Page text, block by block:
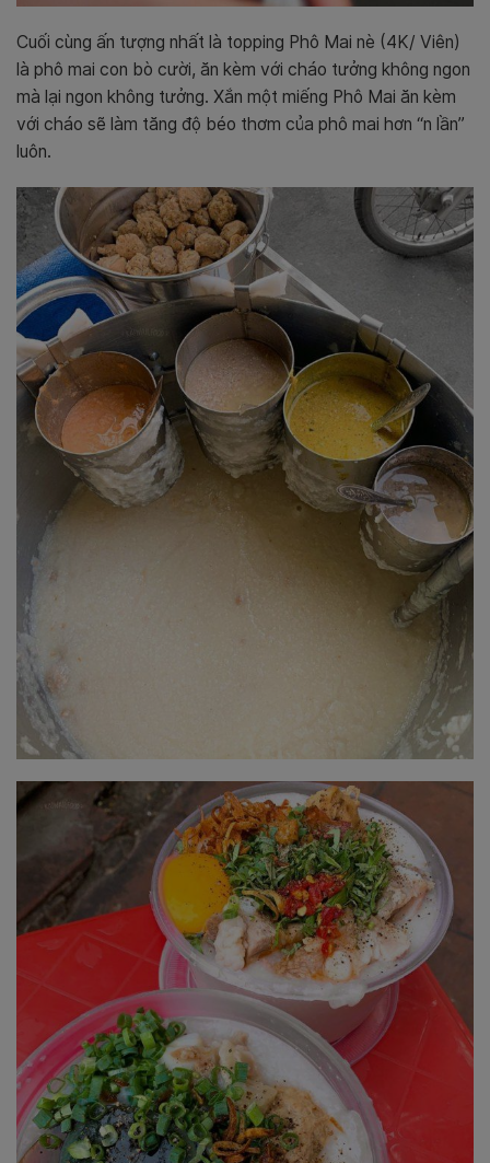
Cuối cùng ấn tượng nhất là topping Phô Mai nè (4K/ Viên)
là phô mai con bò cười, ăn kèm với cháo tưởng không ngon
mà lại ngon không tưởng. Xắn một miếng Phô Mai ăn kèm
với cháo sẽ làm tăng độ béo thơm của phô mai hơn “n lần”
luôn.